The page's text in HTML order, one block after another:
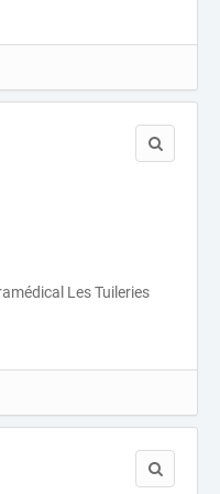
Les Tuileries